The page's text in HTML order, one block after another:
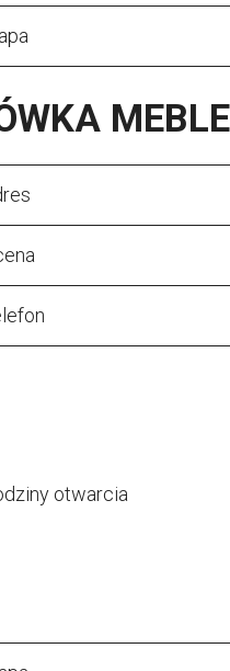
otwarcia